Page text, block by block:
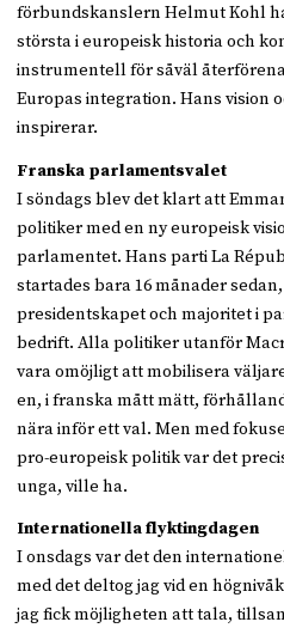
förbundskanslern Helmut Kohl
största i europeisk historia och
instrumentell för såväl
Europas integration. Hans vision
inspirerar.
Franska parlamentsvalet
I söndags blev det klart att
politiker med en ny europeisk
parlamentet. Hans parti La
startades bara 16 månader
presidentskapet och majoritet i
bedrift. Alla politiker utanför
vara omöjligt att mobilisera
en, i franska mått mätt,
nära inför ett val. Men med
pro-europeisk politik var det
unga, ville ha.
Internationella flyktingdagen
I onsdags var det den
med det deltog jag vid en
jag fick möjligheten att tala,